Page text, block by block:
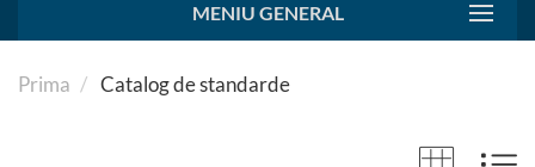
MENIU GENERAL
Prima Catalog de standarde